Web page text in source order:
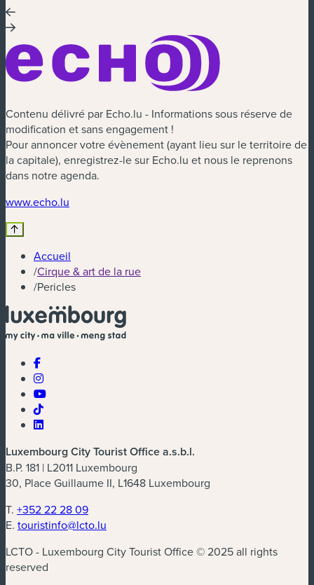
Contenu délivré par Echo.lu - Informations sous réserve de
modification et sans engagement !
Pour annoncer votre évènement (ayant lieu sur le territoire de
la capitale), enregistrez-le sur Echo.lu et nous le reprenons
dans notre agenda.
www.echo.lu
Accueil
/Cirque & art de la rue
/Pericles
Luxembourg City Tourist Office a.s.b.l.
B.P. 181 | L2011 Luxembourg
30, Place Guillaume II, L1648 Luxembourg
T. +352 22 28 09
E. touristinfo@lcto.lu
LCTO - Luxembourg City Tourist Office © 2025 all rights
reserved